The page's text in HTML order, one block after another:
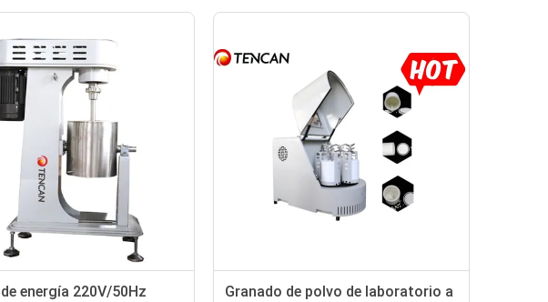
energía 220V/50Hz
Granado de polvo de laboratorio a